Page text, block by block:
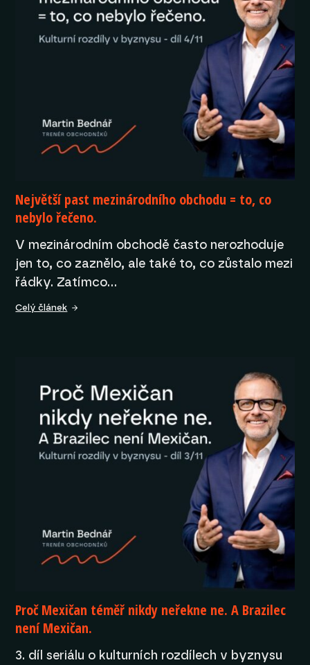
Největší past mezinárodního obchodu = to, co
nebylo řečeno.
V mezinárodním obchodě často nerozhoduje
jen to, co zaznělo, ale také to, co zůstalo mezi
řádky. Zatímco…
Celý článek
Proč Mexičan téměř nikdy neřekne ne. A Brazilec
není Mexičan.
3. díl seriálu o kulturních rozdílech v byznysu